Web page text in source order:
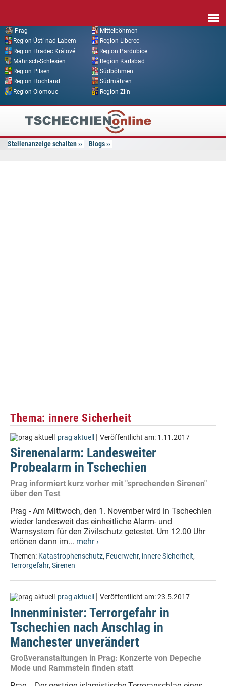
Prag
Mittelböhmen
Region Ústí nad Labem
Region Liberec
Region Hradec Králové
Region Pardubice
Mährisch-Schlesien
Region Karlsbad
Region Pilsen
Südböhmen
Region Hochland
Südmähren
Region Olomouc
Region Zlín
Tschechien
Online
Stellenanzeige schalten Blogs
Thema: innere Sicherheit
prag aktuell | Veröffentlicht am: 1.11.2017
Sirenenalarm: Landesweiter
Probealarm in Tschechien
Prag informiert kurz vorher mit "sprechenden Sirenen"
über den Test
Prag - Am Mittwoch, den 1. November wird in Tschechien
wieder landesweit das einheitliche Alarm- und
Warnsystem für den Zivilschutz getestet. Um 12.00 Uhr
ertönen dann im... mehr ›
Themen: Katastrophenschutz, Feuerwehr, innere Sicherheit,
Terrorgefahr, Sirenen
prag aktuell | Veröffentlicht am:23.5.2017
Innenminister: Terrorgefahr in
Tschechien nach Anschlag in
Manchester unverändert
Großveranstaltungen in Prag: Konzerte von Depeche
Mode und Rammstein finden statt